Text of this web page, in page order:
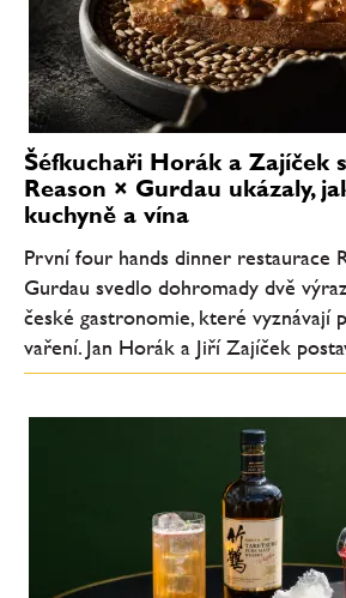
Šéfkuchaři Horák a Zajíček
Reason × Gurdau ukázaly,
kuchyně a vína
První four hands dinner restaurace
Gurdau svedlo dohromady dvě
české gastronomie, které vyznávají
vaření. Jan Horák a Jiří Zajíček